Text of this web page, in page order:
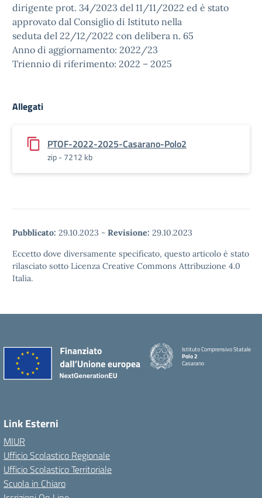
dirigente prot. 34/2023 del 11/11/2022 ed è stato
approvato dal Consiglio di Istituto nella
seduta del 22/12/2022 con delibera n. 65
Anno di aggiornamento: 2022/23
Triennio di riferimento: 2022 – 2025
Allegati
PTOF-2022-2025-Casarano-Polo2
zip - 7212 kb
Pubblicato: 29.10.2023 - Revisione: 29.10.2023
Eccetto dove diversamente specificato, questo articolo è stato
rilasciato sotto Licenza Creative Commons Attribuzione 4.0
Italia.
Istituto Comprensivo Statale
Polo 2
Casarano
Link Esterni
MIUR
Ufficio Scolastico Regionale
Ufficio Scolastico Territoriale
Scuola in Chiaro